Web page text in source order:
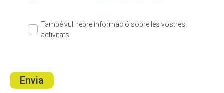
També vull rebre informació sobre les vostres
activitats
Envia